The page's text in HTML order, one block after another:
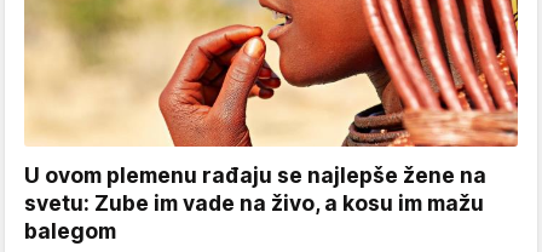
U ovom plemenu rađaju se najlepše žene na
svetu: Zube im vade na živo, a kosu im mažu
balegom